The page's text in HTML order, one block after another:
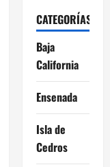
CATEGORÍAS
Baja
California
Ensenada
Isla de
Cedros